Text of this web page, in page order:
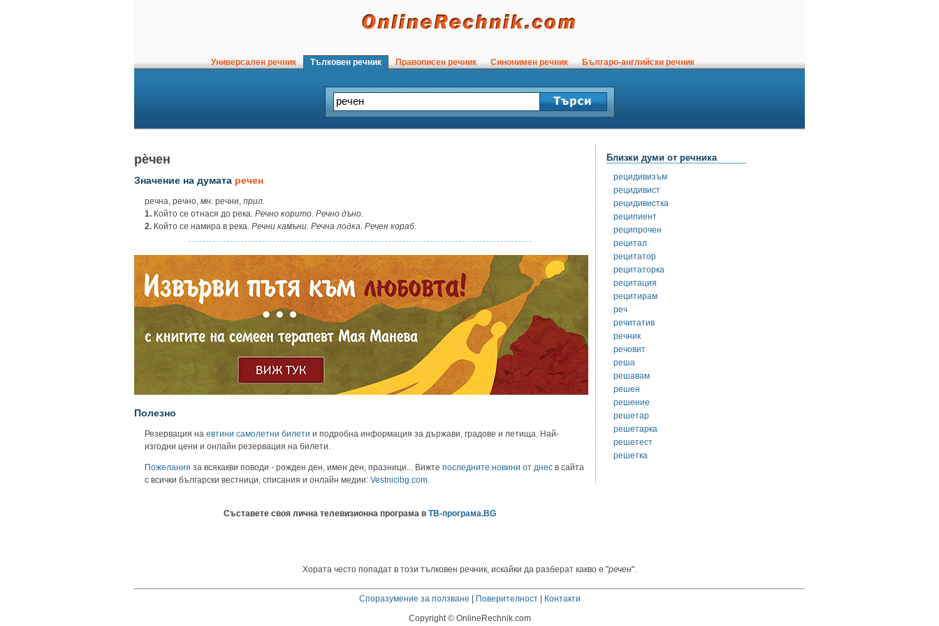
Универсален речник Тълковен речник Правописен речник Синонимен речник Българо-английски речник
рѐчен
Значение на думата речен
речна, речно, мн. речни, прил.
1. Който се отнася до река. Речно корито. Речно дъно.
2. Който се намира в река. Речни камъни. Речна лодка. Речен кораб.
Полезно
Резервация на евтини самолетни билети и подробна информация за държави, градове и летища. Най-
изгодни цени и онлайн резервация на билети.
Пожелания за всякакви поводи - рожден ден, имен ден, празници... Вижте последните новини от днес в сайта
с всички български вестници, списания и онлайн медии: Vestnicibg.com
Съставете своя лична телевизионна програма в ТВ-програма.BG
Близки думи от речника
рецидивизъм
рецидивист
рецидивистка
реципиент
реципрочен
рецитал
рецитатор
рецитаторка
рецитация
рецитирам
реч
речитатив
речник
речовит
реша
решавам
решен
решение
решетар
решетарка
решетест
решетка
Хората често попадат в този тълковен речник, искайки да разберат какво е "речен".
Споразумение за ползване | Поверителност| Контакти
Copyright © OnlineRechnik.com